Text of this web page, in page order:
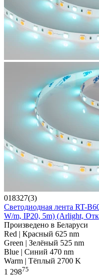
018327(3)
Светодиодная лента RT-
W/m, IP20, 5m) (Arlight,
Произведено в Беларуси
Red | Красный 625 nm
Green | Зелёный 525 nm
Blue | Синий 470 nm
Warm | Тёплый 2700 K
1 29875